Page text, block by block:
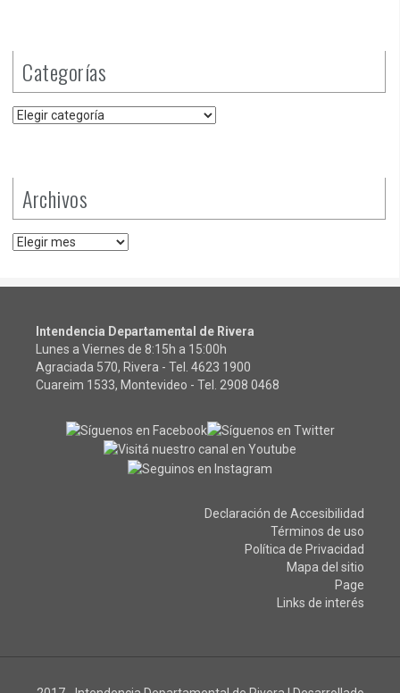
Categorías
Categorías
Archivos
Archivos
Intendencia Departamental de Rivera
Lunes a Viernes de 8:15h a 15:00h
Agraciada 570, Rivera - Tel. 4623 1900
Cuareim 1533, Montevideo - Tel. 2908 0468
Declaración de Accesibilidad
Términos de uso
Política de Privacidad
Mapa del sitio
Page
Links de interés